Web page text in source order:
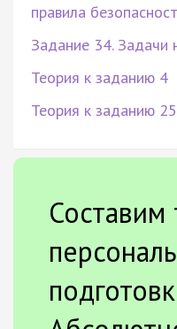
правила
Задание 34. Задачи
Теория к заданию 4
Теория к заданию 25
Составим